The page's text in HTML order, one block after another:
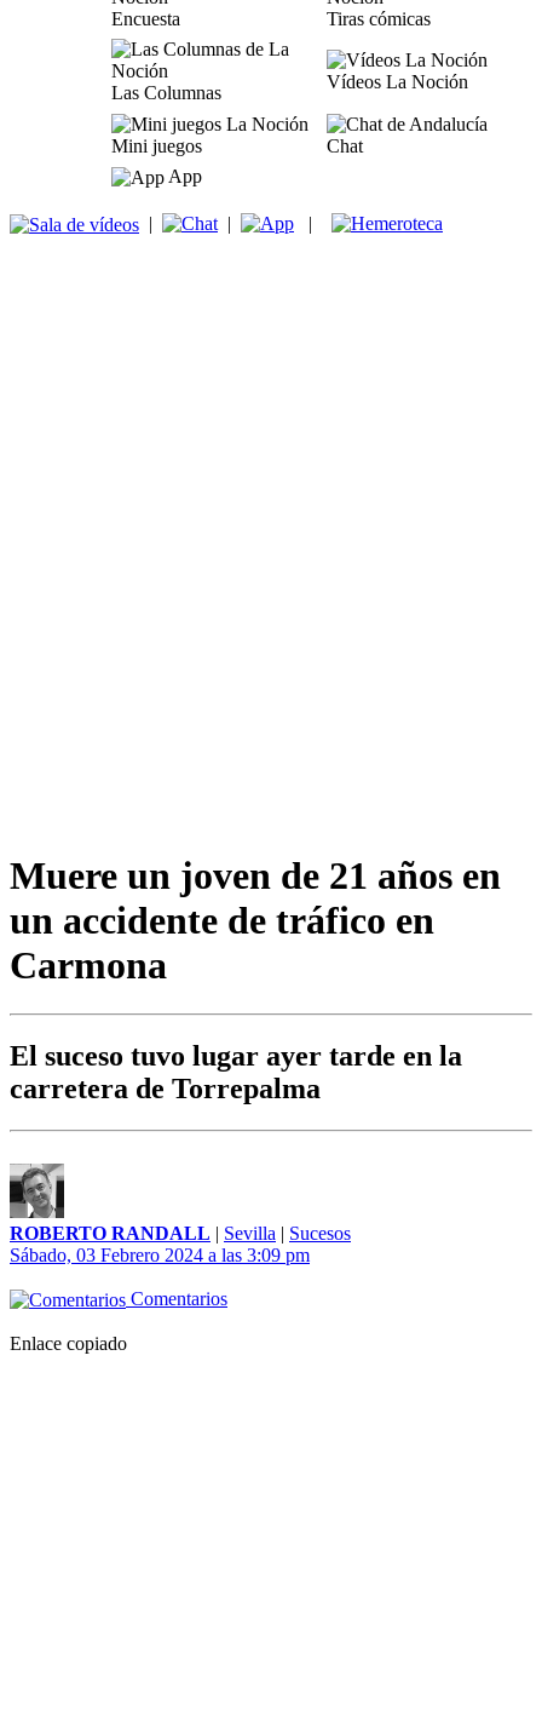
Encuesta Tiras cómicas
Las Columnas
Vídeos La Noción
Mini juegos
Chat
App
| | |
Muere un joven de 21 años en
un accidente de tráfico en
Carmona
El suceso tuvo lugar ayer tarde en la
carretera de Torrepalma
ROBERTO RANDALL | Sevilla | Sucesos
Sábado, 03 Febrero 2024 a las 3:09 pm
Comentarios
Enlace copiado